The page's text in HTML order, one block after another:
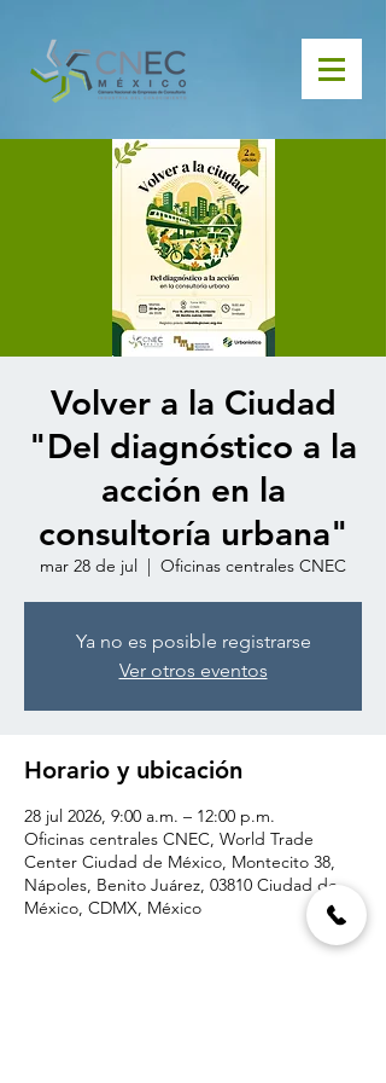
Volver a la Ciudad
"Del diagnóstico a la
acción en la
consultoría urbana"
mar 28 de jul
  |
Oficinas centrales CNEC
Ya no es posible registrarse
Ver otros eventos
Horario y ubicación
28 jul 2026, 9:00 a.m. – 12:00 p.m.
Oficinas centrales CNEC, World Trade
Center Ciudad de México, Montecito 38,
Nápoles, Benito Juárez, 03810 Ciudad de
México, CDMX, México